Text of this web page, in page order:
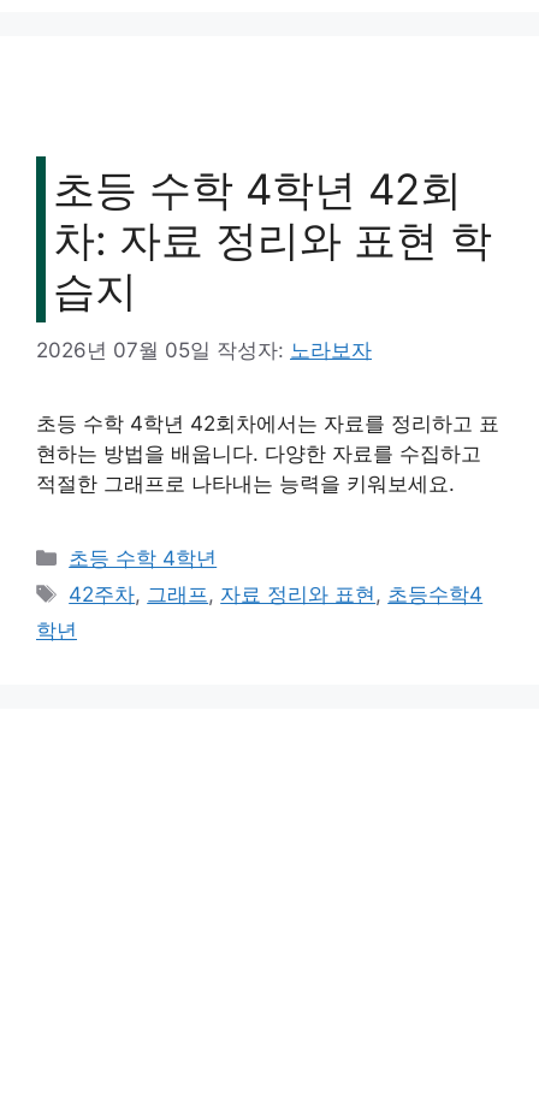
초등 수학 4학년 42회
차: 자료 정리와 표현 학
습지
2026년 07월 05일 작성자: 노라보자
초등 수학 4학년 42회차에서는 자료를 정리하고 표
현하는 방법을 배웁니다. 다양한 자료를 수집하고
적절한 그래프로 나타내는 능력을 키워보세요.
카
테
리
초등 수학 4학년
태
그
42주차, 그래프, 자료 정리와 표현, 초등수학4
학년